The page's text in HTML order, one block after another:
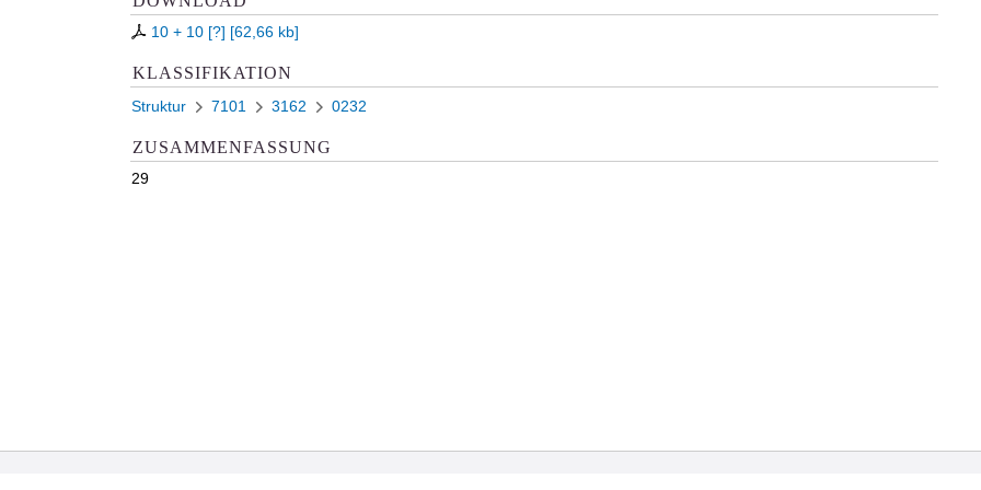
10 + 10 [?] [62,66 kb]
KLASSIFIKATION
Struktur 7101 3162 0232
ZUSAMMENFASSUNG
29